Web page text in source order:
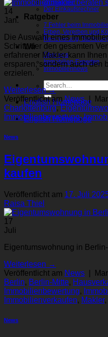
Zinsrechner
Der Einkaufsrechner
Ratgeber
7 Fehler beim
Erben, Vererben und
Renovierung,
Wir
Über uns
Immobilien-Experten
Immobiliennews
English Homepage
English Homepage
14
Jan.
Die Auswahl eines
Schritt, der den gesamten
erfahrener Makler kann
ersparen, sondern auch den
erzielen.
Weiterlesen→
Veröffentlicht amNews |
Charlottenburg,
Immobilienbewertung,
News
kaufen
Veröffentlicht am 17. Juli
Raisa Thiel
17
Juli
Eigentumswohnung in
Weiterlesen →
Veröffentlicht am News
Berlin, Berlin-Mitte,
Immobilienbewertung,
Immobilienverkaufen, Makler,
News